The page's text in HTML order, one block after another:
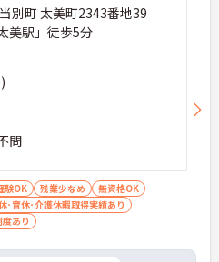
別町 太美町2343番地39
美駅」徒歩5分
問
験OK 残業少なめ
無資格OK
･育休･介護休暇取得実績あり
あり